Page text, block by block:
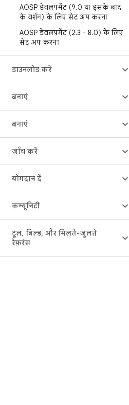
AOSP डेवलपमेंट (9.0 या इसके बाद
के वर्शन) के लिए सेट अप करना
AOSP डेवलपमेंट (2.3 - 8.0) के लिए
सेट अप करना
डाउनलोड करें
बनाएं
बनाएं
जाँच करें
योगदान दें
कम्यूनिटी
टूल, बिल्ड, और मिलते-जुलते
रेफ़रंस